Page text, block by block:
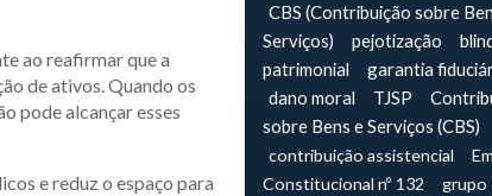
ao reafirmar que a
de ativos. Quando os
pode alcançar esses
e reduz o espaço para
CBS (Contribuição sobre
Serviços)
pejotização
patrimonial
garantia
dano moral
TJSP
sobre Bens e Serviços (CBS)
contribuição assistencial
Constitucional nº 132
grupo